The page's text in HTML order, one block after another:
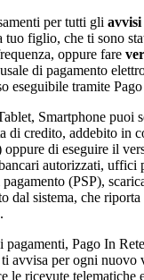
per tutti gli
tuo figlio, che ti sono
oppure fare
di pagamento
eseguibile tramite
Smartphone puoi
di credito, addebito in
di eseguire il
autorizzati, uffici
(PSP),
dal sistema, che
pagamenti, Pago In
avvisa per ogni nuovo
le ricevute telematiche